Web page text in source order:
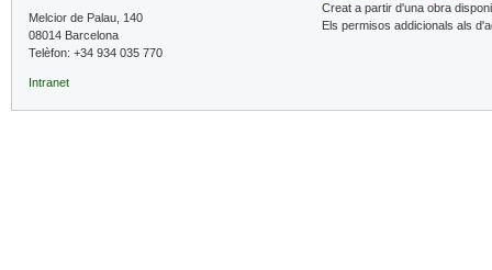
Melcior de Palau, 140
08014 Barcelona
Telèfon: +34 934 035 770
Intranet
Creat a partir d'una obra
Els permisos addicionals als